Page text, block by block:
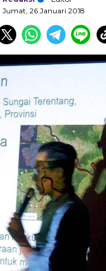
Jumat, 26 Januari 2018